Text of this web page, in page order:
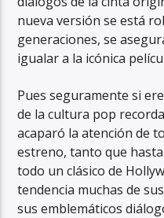
nueva versión se está
generaciones, se
igualar a la icónica
Pues seguramente si
de la cultura pop
acaparó la atención de
estreno, tanto que
todo un clásico de
tendencia muchas de
sus emblemáticos